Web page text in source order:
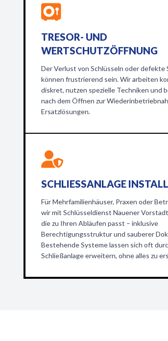
TRESOR- UND
WERTSCHUTZÖFFNUNG
Der Verlust von Schlüsseln oder defekte
können frustrierend sein. Wir arbeiten
diskret, nutzen spezielle Techniken und
nach dem Öffnen zur
Ersatzlösungen.
SCHLIESSANLAGE
Für Mehrfamilienhäuser, Praxen oder
wir mit Schlüsseldienst Nauener
die zu Ihren Abläufen passt – inklusive
Berechtigungsstruktur und sauberer
Bestehende Systeme lassen sich oft
Schließanlage erweitern, ohne alles zu